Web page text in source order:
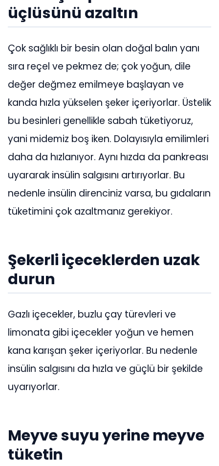
üçlüsünü azaltın
Çok sağlıklı bir besin olan doğal balın yanı
sıra reçel ve pekmez de; çok yoğun, dile
değer değmez emilmeye başlayan ve
kanda hızla yükselen şeker içeriyorlar. Üstelik
bu besinleri genellikle sabah tüketiyoruz,
yani midemiz boş iken. Dolayısıyla emilimleri
daha da hızlanıyor. Aynı hızda da pankreası
uyararak insülin salgısını artırıyorlar. Bu
nedenle insülin direnciniz varsa, bu gıdaların
tüketimini çok azaltmanız gerekiyor.
Şekerli içeceklerden uzak
durun
Gazlı içecekler, buzlu çay türevleri ve
limonata gibi içecekler yoğun ve hemen
kana karışan şeker içeriyorlar. Bu nedenle
insülin salgısını da hızla ve güçlü bir şekilde
uyarıyorlar.
Meyve suyu yerine meyve
tüketin